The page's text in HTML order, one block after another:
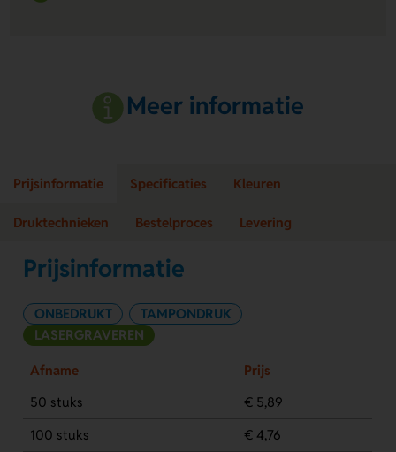
Meer informatie
Prijsinformatie Specificaties Kleuren
Druktechnieken Bestelproces Levering
Prijsinformatie
ONBEDRUKT
TAMPONDRUK
LASERGRAVEREN
Afname
Prijs
50 stuks
€ 5,89
100 stuks
€ 4,76